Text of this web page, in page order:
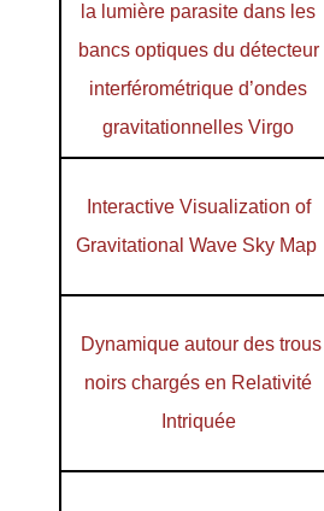
la lumière parasite dans les
bancs optiques du détecteur
interférométrique d’ondes
gravitationnelles Virgo
Interactive Visualization of
Gravitational Wave Sky Map
Dynamique autour des trous
noirs chargés en Relativité
Intriquée